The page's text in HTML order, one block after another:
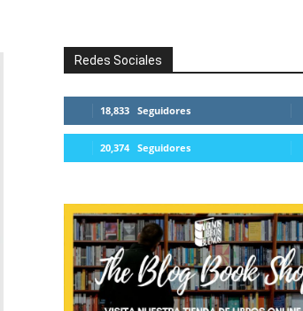
Redes Sociales
18,833 Seguidores
20,374 Seguidores